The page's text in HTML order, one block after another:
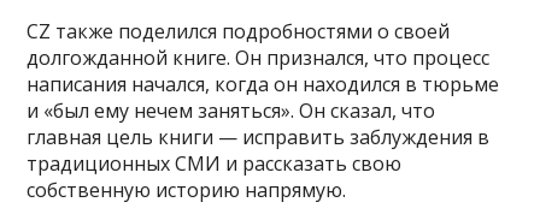
CZ также поделился подробностями о своей
долгожданной книге. Он признался, что процесс
написания начался, когда он находился в тюрьме
и «был ему нечем заняться». Он сказал, что
главная цель книги — исправить заблуждения в
традиционных СМИ и рассказать свою
собственную историю напрямую.